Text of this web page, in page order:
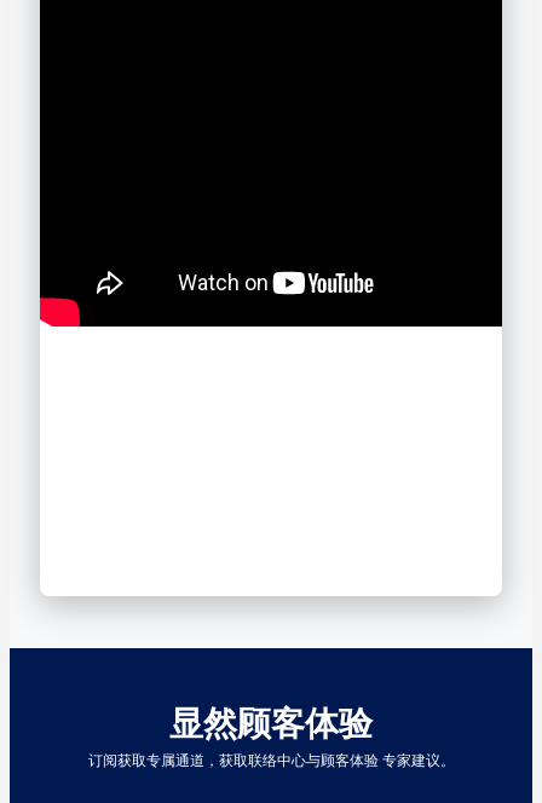
显然顾客体验
订阅获取专属通道，获取联络中心与顾客体验 专家建议。